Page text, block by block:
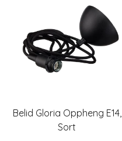
Belid Gloria Oppheng E14,
Sort